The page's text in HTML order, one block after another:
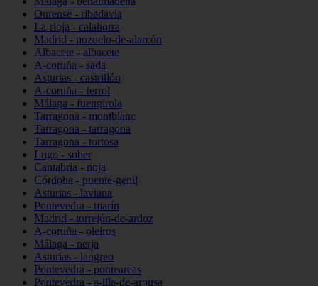
Ourense - ribadavia
La-rioja - calahorra
Madrid - pozuelo-de-alarcón
Albacete - albacete
A-coruña - sada
Asturias - castrillón
A-coruña - ferrol
Málaga - fuengirola
Tarragona - montblanc
Tarragona - tarragona
Tarragona - tortosa
Lugo - sober
Cantabria - noja
Córdoba - puente-genil
Asturias - laviana
Pontevedra - marín
Madrid - torrejón-de-ardoz
A-coruña - oleiros
Málaga - nerja
Asturias - langreo
Pontevedra - ponteareas
Pontevedra - a-illa-de-arousa